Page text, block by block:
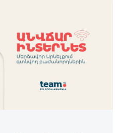
Արմենիա" ԲԲԸ
18:00 10:00-19:00
փողոց 26/26 09:00-